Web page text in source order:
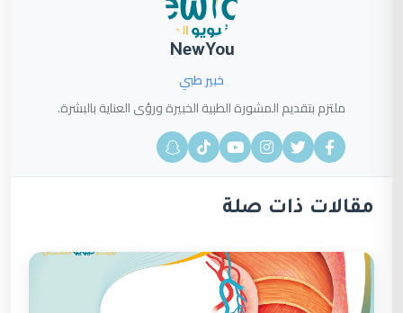
NewYou
خبير طبي
ملتزم بتقديم المشورة الطبية الخبيرة ورؤى العناية بالبشرة.
مقالات ذات صلة